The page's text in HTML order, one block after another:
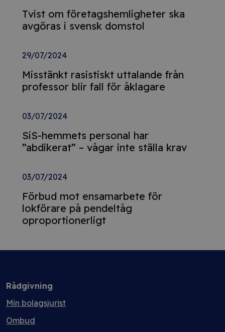
Tvist om företagshemligheter ska
avgöras i svensk domstol
29/07/2024
Misstänkt rasistiskt uttalande från
professor blir fall för åklagare
03/07/2024
SiS-hemmets personal har
”abdikerat” – vågar inte ställa krav
03/07/2024
Förbud mot ensamarbete för
lokförare på pendeltåg
oproportionerligt
Rådgivning
Min bolagsjurist
Ombud